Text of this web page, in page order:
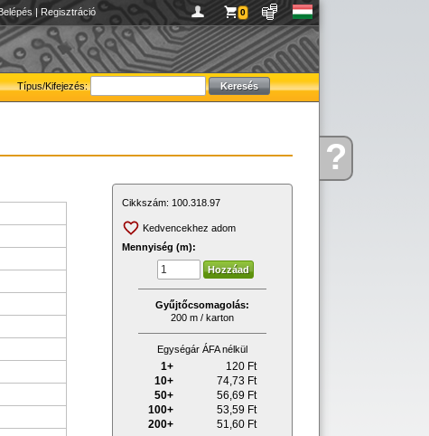
Kérdése?
| Regisztráció 0
Típus/Kifejezés:
Cikkszám: 100.318.97
Kedvencekhez adom
Mennyiség (m):
Gyűjtőcsomagolás:
200 m / karton
Egységár ÁFA nélkül
1+ 120 Ft
10+
74,73 Ft
50+
56,69 Ft
100+
53,59 Ft
200+
51,60 Ft